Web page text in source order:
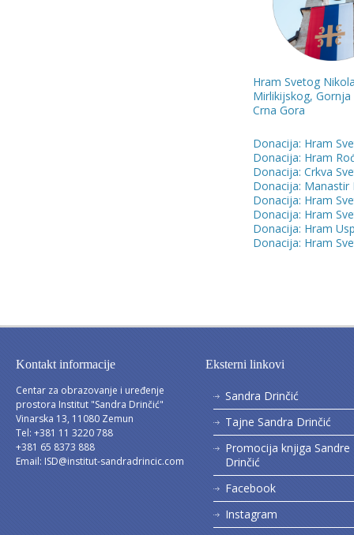
Hram Svetog
Mirlikijskog, Gornja
Crna Gora
Donacija: Hram
Donacija: Hram
Donacija: Crkva
Donacija:
Donacija: Hram
Donacija: Hram
Donacija: Hram
Donacija: Hram
Kontakt informacije
Centar za obrazovanje i uređenje
prostora Institut "Sandra Drinčić"
Vinarska 13, 11080 Zemun
Tel: +381 11 3220 788
+381 65 8373 888
Email: ISD@institut-sandradrincic.com
Eksterni linkovi
Sandra Drinčić
Tajne Sandra Drinčić
Promocija knjiga Sandre
Drinčić
Facebook
Instagram